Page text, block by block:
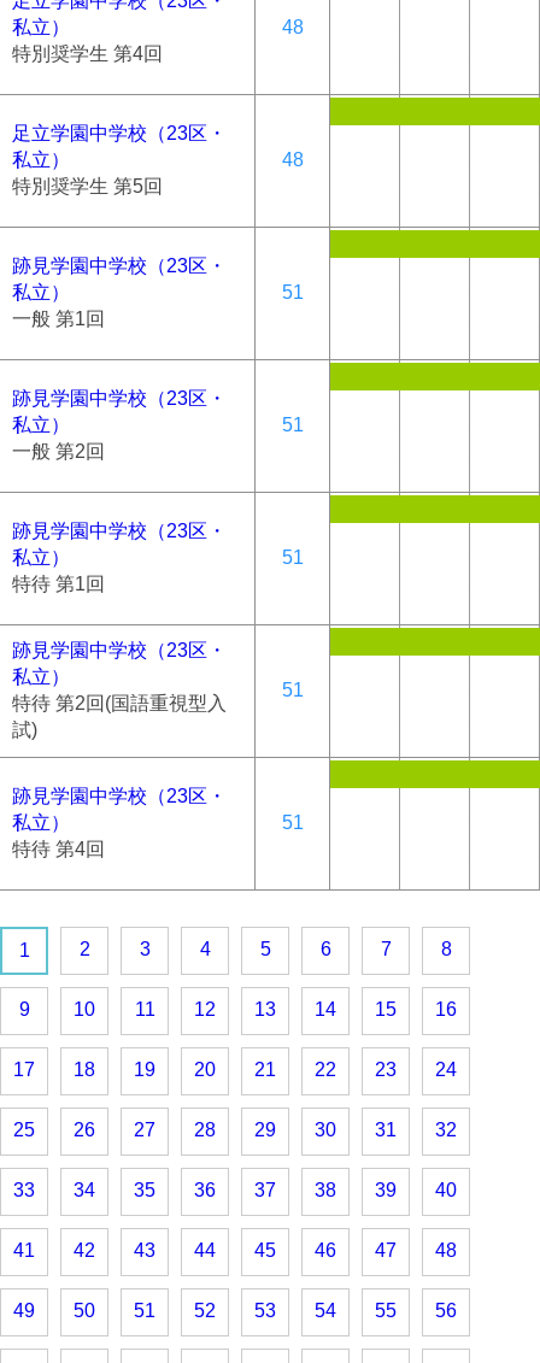
私立）
特別奨学生 第4回
48
足立学園中学校（23区・
私立）
特別奨学生 第5回
48
跡見学園中学校（23区・
私立）
一般 第1回
51
跡見学園中学校（23区・
私立）
一般 第2回
51
跡見学園中学校（23区・
私立）
特待 第1回
51
跡見学園中学校（23区・
私立）
特待 第2回(国語重視型入
試)
51
跡見学園中学校（23区・
私立）
特待 第4回
51
1 2 3 4 5 6 7 8
9 10 11 12 13 14 15 16
17 18 19 20 21 22 23 24
25 26 27 28 29 30 31 32
33 34 35 36 37 38 39 40
41 42 43 44 45 46 47 48
49 50 51 52 53 54 55 56